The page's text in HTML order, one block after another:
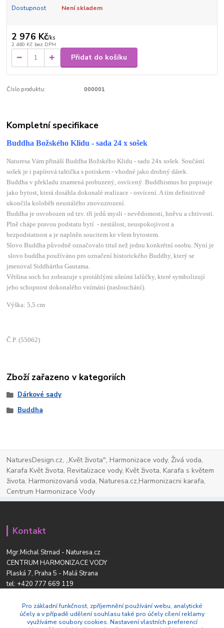
Dostupnost Není skladem
2 976 Kč/ks
2 460 Kč bez DPH
Přidat do košíku
Číslo produktu: 000001
Kompletní specifikace
Buddha Božského Klidu - sada 24 x sošek
Naturesa Vám přináší Buddha Božského Klidu - sadu 24x sošek. Součástí
sošek je i papírová taštička s potiskem - vhodné jako drobný dárek.
Buddha v překladu znamená probuzený, osvícený. Buddhismus ho popisuje
jako bytost, která dosáhla dokonalé realizace - osvícení. A tím definitivně
ukončila koloběh neustálého znovuzrození.
Buddha je osvobozen od tzv. tří jedů mysli - nevědomosti, hněvu a chtivosti.
Plně chápe pravou podstatu bytí - nestálost, neuspokojivost a
bezpodstatnost a je naplněn soucitem ke všem bytostem.
Slovo Buddha původně označovalo titul než jednu konkrétní osobu. Nyní je
slovo buddha používáno pro označení historického Buddhy, který se
jmenoval Siddhártha Gautama.
Většina soch ho zobrazuje s protáhlými ušními lalůčky, které symbolizují
jeho schopnost dokonalého vnímání (naslouchání).
Výška: 5,5 cm
Č.P. (55062)
Zboží zařazeno v kategoriích
Dárkové sady
Buddha
NaturesDesign.cz, ,,Květ života", Harmonizace vody, Živá voda,
Karafa Květ života, Revitalizace vody, Květ života, Karafa s květem
života, Harmonizovaná voda, Naturesa.cz,Harmonizacni karafa,
Centrum Harmonizace Vody
Kontakt
Mgr.Michal Strnad - Naturesa.cz
CENTRUM HARMONIZACE VODY
Plaská 7, Praha 5 - Malá Strana
tel: +420 777 669 119
naturesa@email.cz
Pro základní funkčnost, zpříjemnění používání webu, analytické
účely a v případě udělení souhlasu také pro účely cílení reklamy
využíváme soubory cookies. Nastavení vlastních preferencí